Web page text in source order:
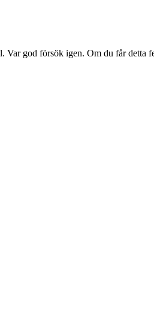
Var god försök igen. Om du får detta